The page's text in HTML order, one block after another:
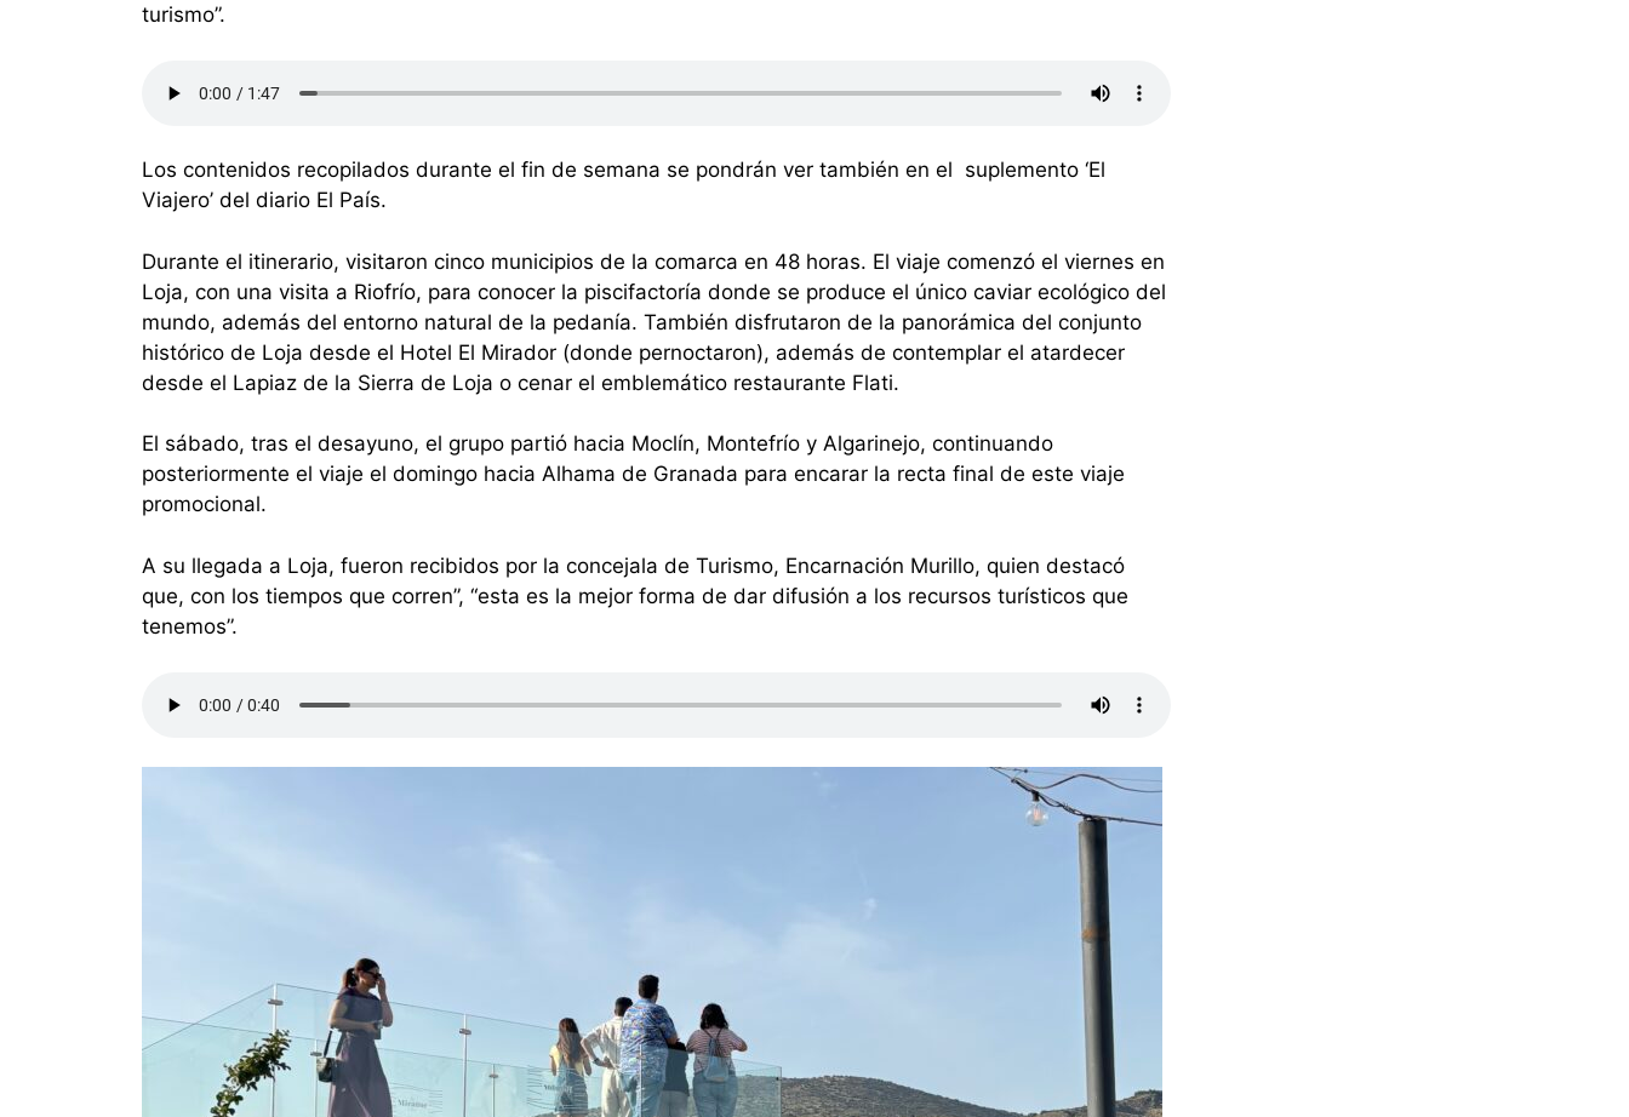
turismo”.
Los contenidos recopilados durante el fin de semana se pondrán ver también en el suplemento ‘El
Viajero’ del diario El País.
Durante el itinerario, visitaron cinco municipios de la comarca en 48 horas. El viaje comenzó el viernes en
Loja, con una visita a Riofrío, para conocer la piscifactoría donde se produce el único caviar ecológico del
mundo, además del entorno natural de la pedanía. También disfrutaron de la panorámica del conjunto
histórico de Loja desde el Hotel El Mirador (donde pernoctaron), además de contemplar el atardecer
desde el Lapiaz de la Sierra de Loja o cenar el emblemático restaurante Flati.
El sábado, tras el desayuno, el grupo partió hacia Moclín, Montefrío y Algarinejo, continuando
posteriormente el viaje el domingo hacia Alhama de Granada para encarar la recta final de este viaje
promocional.
A su llegada a Loja, fueron recibidos por la concejala de Turismo, Encarnación Murillo, quien destacó
que, con los tiempos que corren”, “esta es la mejor forma de dar difusión a los recursos turísticos que
tenemos”.